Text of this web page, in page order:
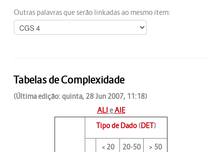
Outras palavras que serão linkadas ao mesmo item:
Tabelas de Complexidade
(Última edição: quinta, 28 Jun 2007, 11:18)
ALI eAIE
Tipo de Dado (DET)
< 20 20-50 > 50